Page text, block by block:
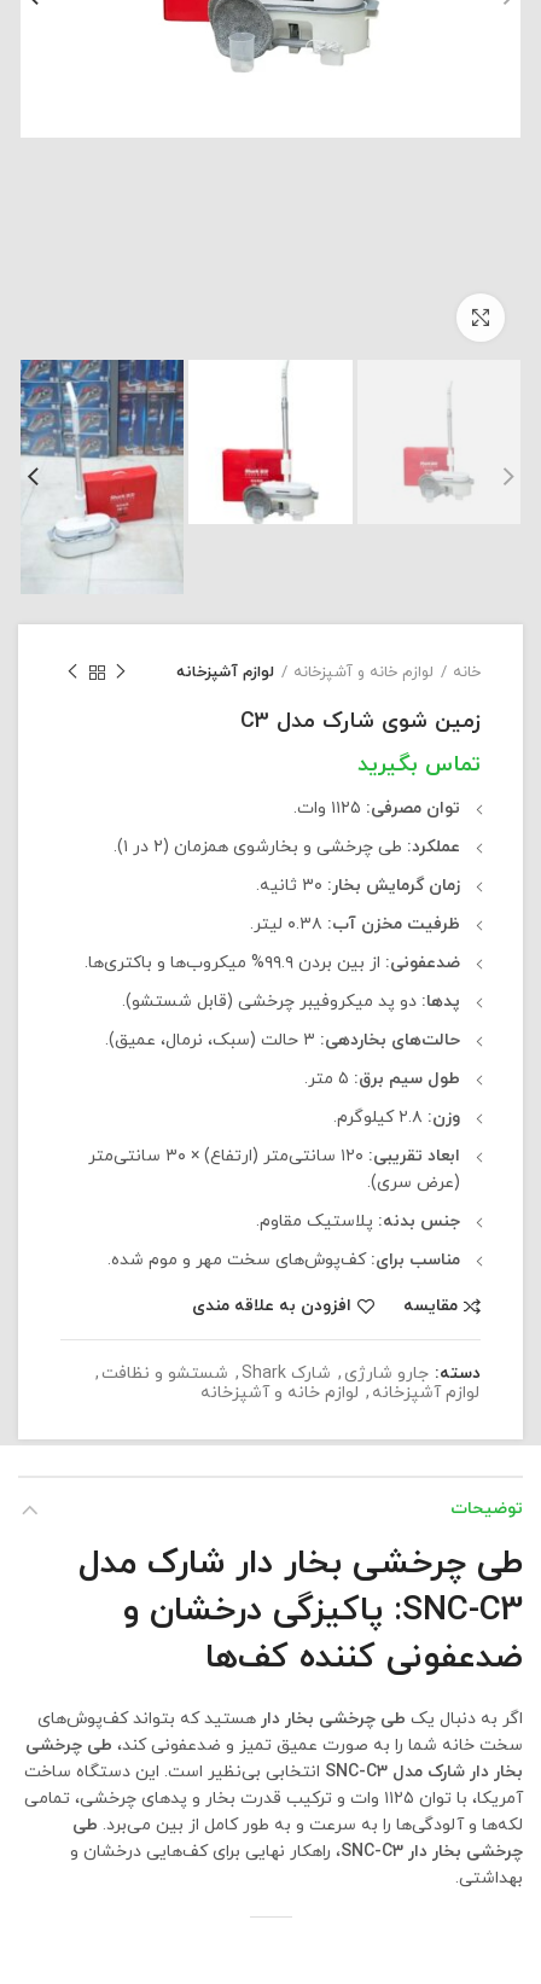
خانه لوازم خانه و آشپزخانه لوازم آشپزخانه
زمین شوی شارک مدل C3
توان مصرفی:
عملکرد: طی چرخشی و بخارشوی همزمان (۲ در ۱).
زمان گرمایش بخار:
ظرفیت مخزن آب:
ضدعفونی: از بین بردن ۹۹.۹% میکروب‌ها و باکتری‌ها.
پدها: دو پد میکروفیبر چرخشی (قابل شستشو).
حالت‌های بخاردهی:
طول سیم برق:
وزن:
ابعاد تقریبی:
۱۲۰ سانتی‌متر (ارتفاع) × ۳۰ سانتی‌متر
(عرض سری).
جنس بدنه: پلاستیک مقاوم.
مناسب برای: کف‌پوش‌های سخت مهر و موم شده.
مقایسه
افزودن به علاقه مندی
دسته: جارو شارژی , شارک Shark , شستشو و نظافت ,
لوازم آشپزخانه , لوازم خانه و آشپزخانه
توضیحات
طی چرخشی بخار دار شارک مدل
SNC-C3: پاکیزگی درخشان و
ضدعفونی کننده کف‌ها
اگر به دنبال یک طی چرخشی بخار دار هستید که بتواند کف‌پوش‌های
سخت خانه شما را به صورت عمیق تمیز و ضدعفونی کند، طی چرخشی
بخار دار شارک مدل SNC-C3
انتخابی بی‌نظیر است. این دستگاه ساخت
آمریکا، با توان ۱۱۲۵ وات و ترکیب قدرت بخار و پدهای چرخشی، تمامی
لکه‌ها و آلودگی‌ها را به سرعت و به طور کامل از بین می‌برد. طی
چرخشی بخار دار SNC-C3
، راهکار نهایی برای کف‌هایی درخشان و
بهداشتی.